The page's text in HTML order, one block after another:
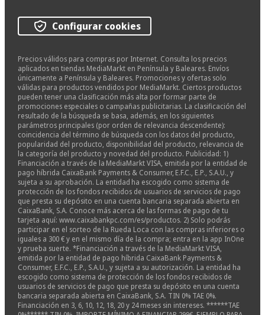
Configurar cookies
Precios válidos para compras por Internet. Consulta los precios
aplicados en tiendas MediaMarkt en Península y Baleares. Envíos
únicamente a Península y Baleares. Promociones y ofertas solo
válidas para productos vendidos por MediaMarkt. Ciertos productos
pueden tener una clasificación más alta por formar parte de
promociones especiales o campañas publicitarias. La clasificación del
resultado de la búsqueda se basa, además, en los siguientes
parámetros principales (por orden de relevancia descendente):
coincidencia del término de búsqueda con los datos del producto,
popularidad del producto, disponibilidad del producto, relevancia de
la categoría del producto y novedad del producto. Publicidad: 1)
Financiación a través de la MediaMarkt VISA, emitida por la entidad de
pago híbrida CaixaBank Payments & Consumer, E.F.C., E.P., S.A.U., y
sujeta a su aprobación. La entidad ha escogido como sistema de
protección de los fondos recibidos de usuarios de servicios de pago
que presta su depósito en una cuenta bancaria separada abierta en
CaixaBank, S.A. Conoce más acerca de las formas de pago de tu
tarjeta aquí: www.caixabankpc.com/es/productos. 2) Solo podrás
participar en el sorteo de la Rueda Loca con las compras inferiores o
iguales a 300 € y en el mismo día de la compra; entra en la app InOne
y prueba suerte. *Financiación a través de la MediaMarkt VISA,
emitida por la entidad de pago híbrida CaixaBank Payments &
Consumer, E.F.C., E.P., S.A.U., y sujeta a su autorización. La entidad ha
escogido como sistema de protección de los fondos recibidos de
usuarios de servicios de pago que presta su depósito en una cuenta
bancaria separada abierta en CaixaBank, S.A. TIN 0% TAE 0%.
Financiación en 3, 6, 10, 12, 18, 20 y 24 meses sin intereses. ******TAE